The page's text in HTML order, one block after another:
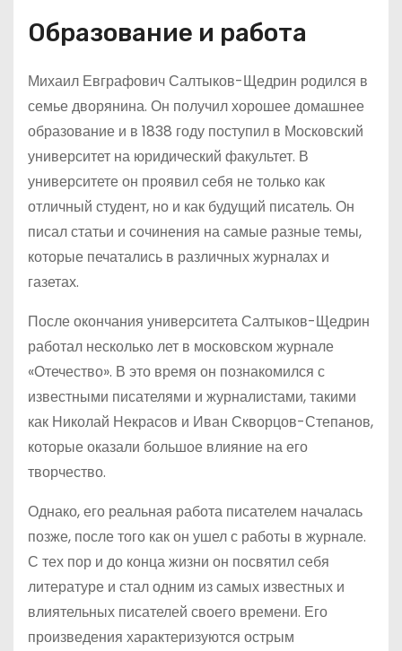
Образование и работа
Михаил Евграфович Салтыков-Щедрин родился в
семье дворянина. Он получил хорошее домашнее
образование и в 1838 году поступил в Московский
университет на юридический факультет. В
университете он проявил себя не только как
отличный студент, но и как будущий писатель. Он
писал статьи и сочинения на самые разные темы,
которые печатались в различных журналах и
газетах.
После окончания университета Салтыков-Щедрин
работал несколько лет в московском журнале
«Отечество». В это время он познакомился с
известными писателями и журналистами, такими
как Николай Некрасов и Иван Скворцов-Степанов,
которые оказали большое влияние на его
творчество.
Однако, его реальная работа писателем началась
позже, после того как он ушел с работы в журнале.
С тех пор и до конца жизни он посвятил себя
литературе и стал одним из самых известных и
влиятельных писателей своего времени. Его
произведения характеризуются острым